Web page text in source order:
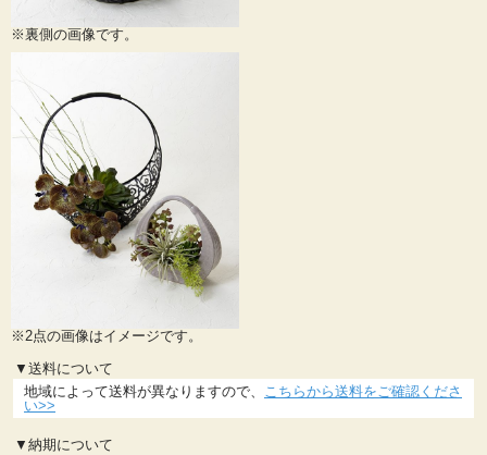
※裏側の画像です。
※2点の画像はイメージです。
▼送料について
地域によって送料が異なりますので、 こちらから送料をご確認くださ
い>>
▼納期について